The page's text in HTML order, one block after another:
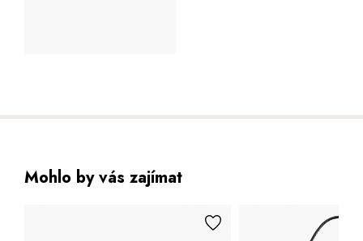
Mohlo by vás zajímat